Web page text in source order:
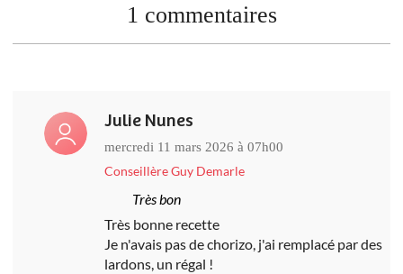
1 commentaires
Julie Nunes
mercredi 11 mars 2026 à 07h00
Conseillère Guy Demarle
Très bon
Très bonne recette
Je n'avais pas de chorizo, j'ai remplacé par des
lardons, un régal !